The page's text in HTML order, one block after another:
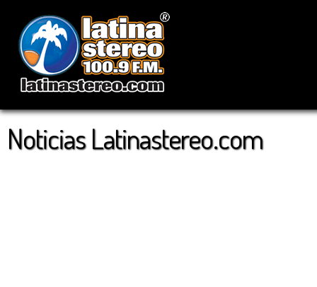
Noticias Latinastereo.com